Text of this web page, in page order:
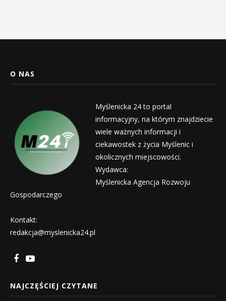
O NAS
Myślenicka 24 to portal
informacyjny, na którym znajdziecie
wiele ważnych informacji i
ciekawostek z życia Myślenic i
okolicznych miejscowości.
Wydawca:
Myślenicka Agencja Rozwoju
Gospodarczego
Kontakt:
redakcja@myslenicka24.pl
NAJCZĘŚCIEJ CZYTANE